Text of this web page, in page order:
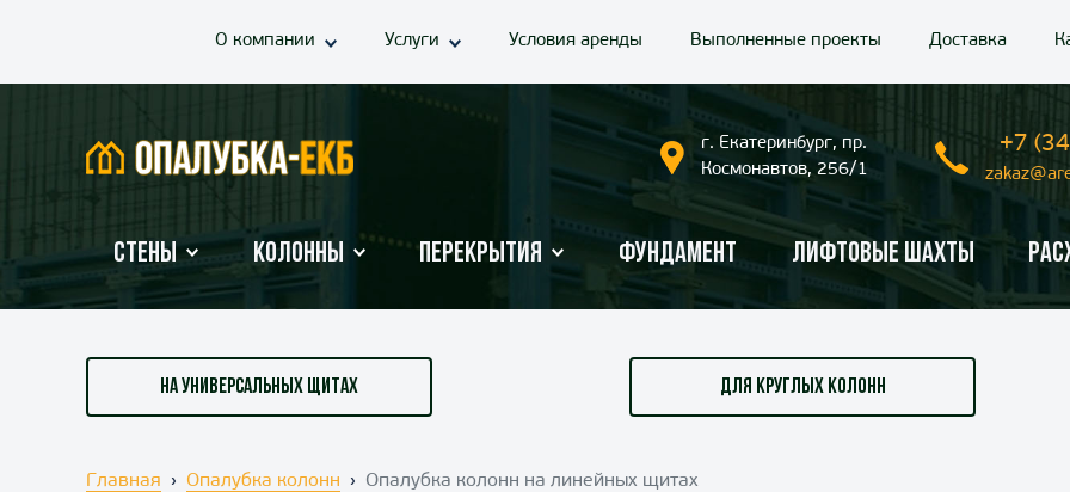
О компании Услуги Условия аренды Выполненные проекты Доставка
г. Екатеринбург, пр.
Космонавтов, 256/1
+7
Стены Колонны Перекрытия Фундамент Лифтовые шахты
НА УНИВЕРСАЛЬНЫХ ЩИТАХ ДЛЯ КРУГЛЫХ КОЛОНН
Главная Опалубка колонн Опалубка колонн на линейных щитах